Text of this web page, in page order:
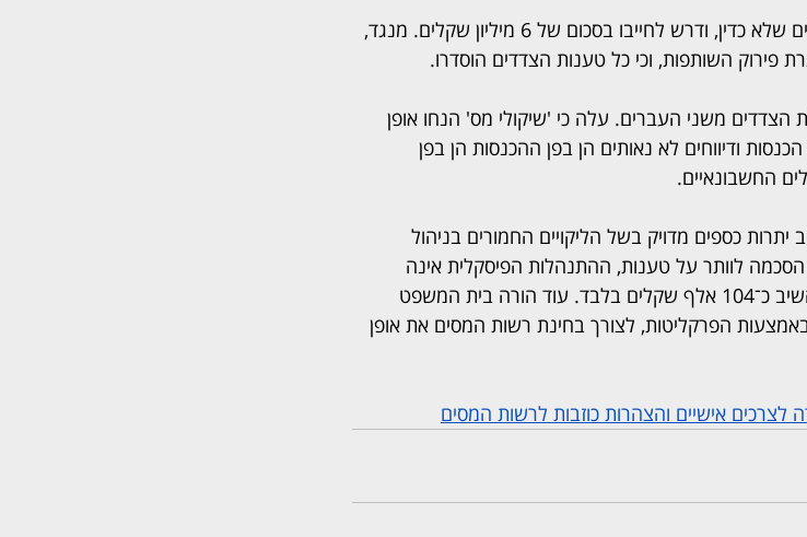
התובע טען כי שותפו לשעבר משך מיליוני שקלים שלא כדין, ודרש לחייבו בסכום של 6 מיליון שקלים. מנגד,
השותפות, וכי כל טענות הצדדים הוסדרו.
משני העברים. עלה כי 'שיקולי מס' הנחו אופן
ודיווחים לא נאותים הן בפן ההכנסות הן בפן
החשבונאיים.
כספים מדויק בשל הליקויים החמורים בניהול
הסכמה לוותר על טענות, ההתנהלות הפיסקלית אינה
מאפשרת קביעה חד משמעית. הנתבע חויב להשיב כ־104 אלף שקלים בלבד. עוד הורה בית המשפט
הפרקליטות, לצורך בחינת רשות המסים את אופן
אישיים והצהרות כוזבות לרשות המסים